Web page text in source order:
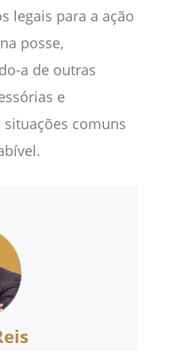
legais para a ação
posse,
a de outras
e
situações comuns